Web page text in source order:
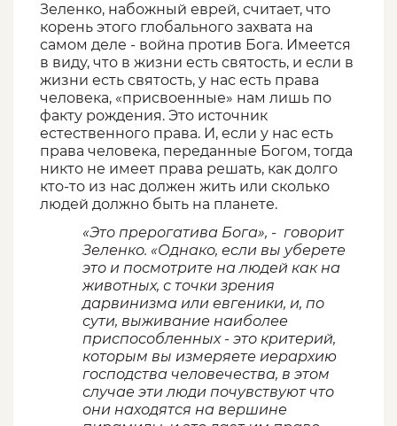
Зеленко, набожный еврей, считает, что
корень этого глобального захвата на
самом деле - война против Бога. Имеется
в виду, что в жизни есть святость, и если в
жизни есть святость, у нас есть права
человека, «присвоенные» нам лишь по
факту рождения. Это источник
естественного права. И, если у нас есть
права человека, переданные Богом, тогда
никто не имеет права решать, как долго
кто-то из нас должен жить или сколько
людей должно быть на планете.
«Это прерогатива Бога», - говорит
Зеленко. «Однако, если вы уберете
это и посмотрите на людей как на
животных, с точки зрения
дарвинизма или евгеники, и, по
сути, выживание наиболее
приспособленных - это критерий,
которым вы измеряете иерархию
господства человечества, в этом
случае эти люди почувствуют что
они находятся на вершине